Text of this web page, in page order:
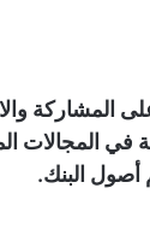
المشاركة
في المجالات
أصول البنك.